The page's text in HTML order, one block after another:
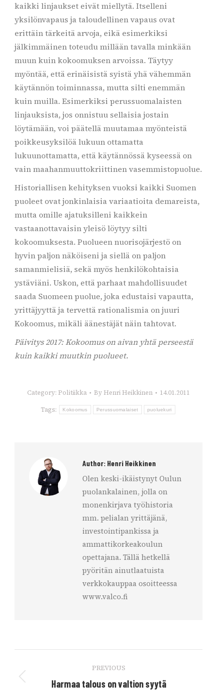
kaikki linjaukset eivät miellytä. Itselleni
yksilönvapaus ja taloudellinen vapaus ovat
erittäin tärkeitä arvoja, eikä esimerkiksi
jälkimmäinen toteudu millään tavalla minkään
muun kuin kokoomuksen arvoissa. Täytyy
myöntää, että erinäisistä syistä yhä vähemmän
käytännön toiminnassa, mutta silti enemmän
kuin muilla. Esimerkiksi perussuomalaisten
linjauksista, jos onnistuu sellaisia jostain
löytämään, voi päätellä muutamaa myönteistä
poikkeusyksilöä lukuun ottamatta
lukuunottamatta, että käytännössä kyseessä on
vain maahanmuuttokriittinen vasemmistopuolue.
Historiallisen kehityksen vuoksi kaikki Suomen
puoleet ovat jonkinlaisia variaatioita demareista,
mutta omille ajatuksilleni kaikkein
vastaanottavaisin yleisö löytyy silti
kokoomuksesta. Puolueen nuorisojärjestö on
hyvin paljon näköiseni ja siellä on paljon
samanmielisiä, sekä myös henkilökohtaisia
ystäviäni. Uskon, että parhaat mahdollisuudet
saada Suomeen puolue, joka edustaisi vapautta,
yrittäjyyttä ja tervettä rationalismia on juuri
Kokoomus, mikäli äänestäjät näin tahtovat.
Päivitys 2017: Kokoomus on aivan yhtä perseestä
kuin kaikki muutkin puolueet.
Category: Politiikka ByHenri Heikkinen 14.01.2011
Tags: Kokoomus Perussuomalaiset puoluekuri
Author: Henri Heikkinen
Olen keski-ikäistynyt Oulun
puolankalainen, jolla on
monenkirjava työhistoria
mm. pelialan yrittäjänä,
investointipankissa ja
ammattikorkeakoulun
opettajana. Tällä hetkellä
pyöritän ainutlaatuista
verkkokauppaa osoitteessa
www.valco.fi
navigation
PREVIOUS
Previous
Harmaa talous on valtion syytä